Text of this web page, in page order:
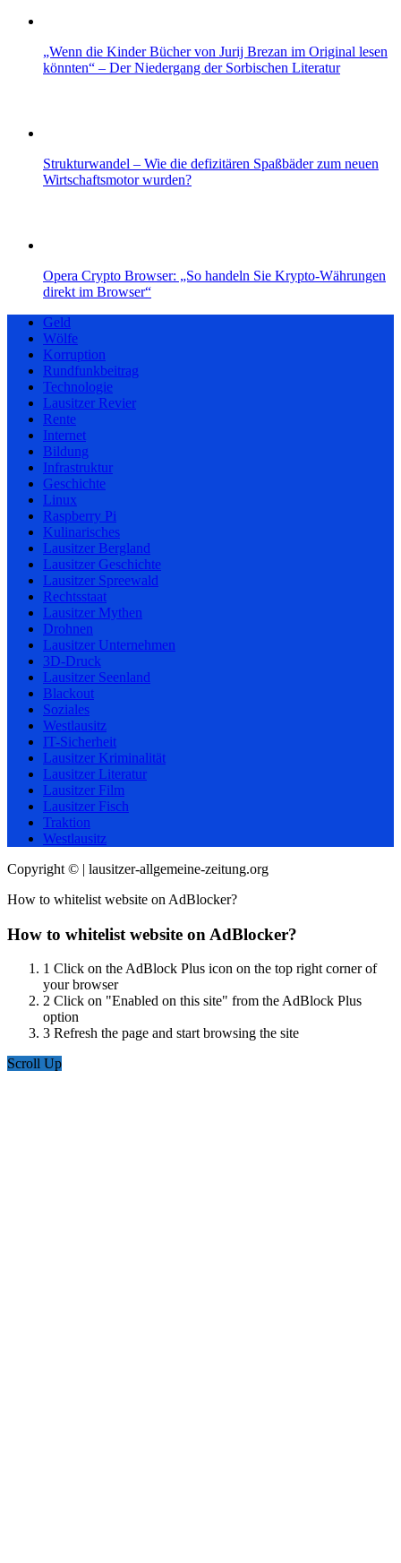
„Wenn die Kinder Bücher von Jurij Brezan im Original lesen
könnten“ – Der Niedergang der Sorbischen Literatur
Strukturwandel – Wie die defizitären Spaßbäder zum neuen
Wirtschaftsmotor wurden?
Opera Crypto Browser: „So handeln Sie Krypto-Währungen
direkt im Browser“
Geld
Wölfe
Korruption
Rundfunkbeitrag
Technologie
Lausitzer Revier
Rente
Internet
Bildung
Infrastruktur
Geschichte
Linux
Raspberry Pi
Kulinarisches
Lausitzer Bergland
Lausitzer Geschichte
Lausitzer Spreewald
Rechtsstaat
Lausitzer Mythen
Drohnen
Lausitzer Unternehmen
3D-Druck
Lausitzer Seenland
Blackout
Soziales
Westlausitz
IT-Sicherheit
Lausitzer Kriminalität
Lausitzer Literatur
Lausitzer Film
Lausitzer Fisch
Traktion
Westlausitz
Copyright © | lausitzer-allgemeine-zeitung.org
How to whitelist website on AdBlocker?
How to whitelist website on AdBlocker?
1 Click on the AdBlock Plus icon on the top right corner of
your browser
2 Click on "Enabled on this site" from the AdBlock Plus
option
3 Refresh the page and start browsing the site
Scroll Up